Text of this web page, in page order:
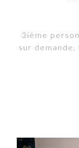
3ième
sur